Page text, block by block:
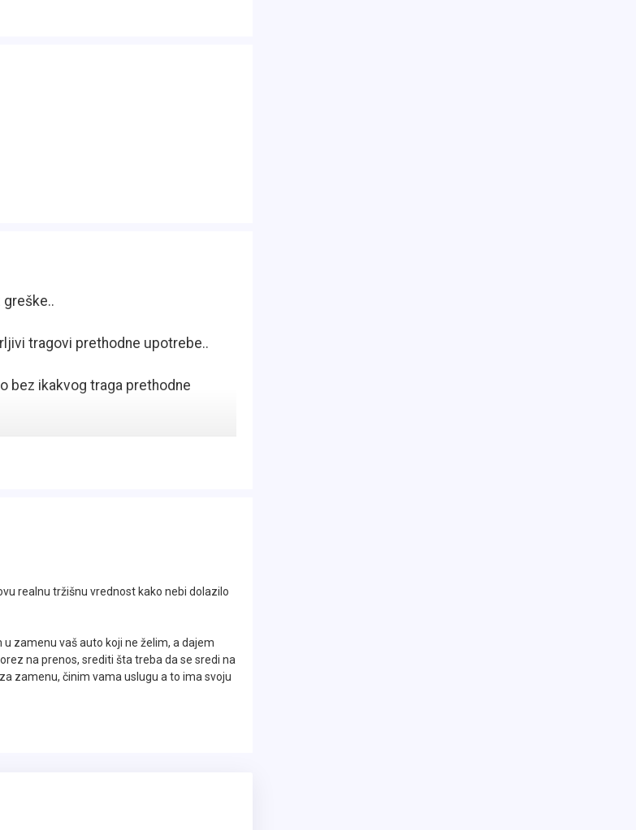
tragovi prethodne upotrebe..
bez ikakvog traga prethodne
servisnom istorijom o prethodnom
i 182 Konjskih snaga koji se
i za dalja putovanja..
Klima, Parking senzore
za maglu, Naslon za ruku,
u retrovizorima, ABS, Bord
realnu tržišnu vrednost kako nebi dolazilo
zamenu vaš auto koji ne želim, a dajem
na prenos, srediti šta treba da se sredi na
zamenu, činim vama uslugu a to ima svoju